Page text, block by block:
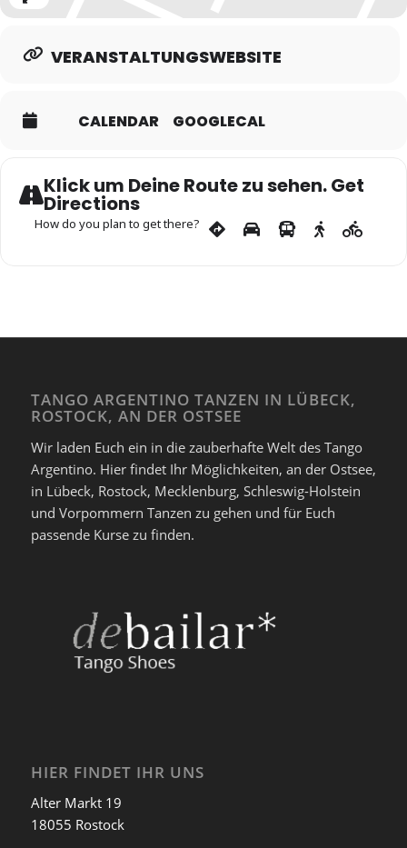
VERANSTALTUNGSWEBSITE
CALENDAR GOOGLECAL
Klick um Deine Route zu sehen. Get
Directions
How do you plan to get there?
TANGO ARGENTINO TANZEN IN LÜBECK,
ROSTOCK, AN DER OSTSEE
Wir laden Euch ein in die zauberhafte Welt des Tango
Argentino. Hier findet Ihr Möglichkeiten, an der Ostsee,
in Lübeck, Rostock, Mecklenburg, Schleswig-Holstein
und Vorpommern Tanzen zu gehen und für Euch
passende Kurse zu finden.
HIER FINDET IHR UNS
Alter Markt 19
18055 Rostock